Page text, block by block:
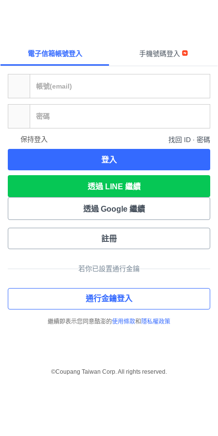
電子信箱帳號登入 手機號碼登入
保持登入 找回 ID ∙ 密碼
登入
透過 LINE 繼續
透過 Google 繼續
註冊
若你已設置通行金鑰
通行金鑰登入
繼續即表示您同意酷澎的使用條款和 隱私權政策
©Coupang Taiwan Corp. All rights reserved.